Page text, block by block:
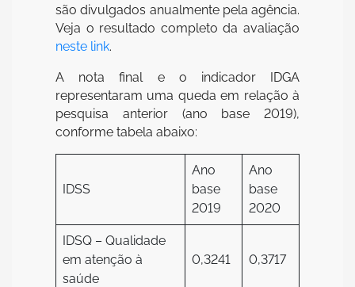
são divulgados anualmente pela agência.
Veja o resultado completo da avaliação
neste link.
A nota final e o indicador IDGA
representaram uma queda em relação à
pesquisa anterior (ano base 2019),
conforme tabela abaixo:
IDSS
Ano
base
2019
Ano
base
2020
IDSQ – Qualidade
em atenção à
saúde
0,3241 0,3717